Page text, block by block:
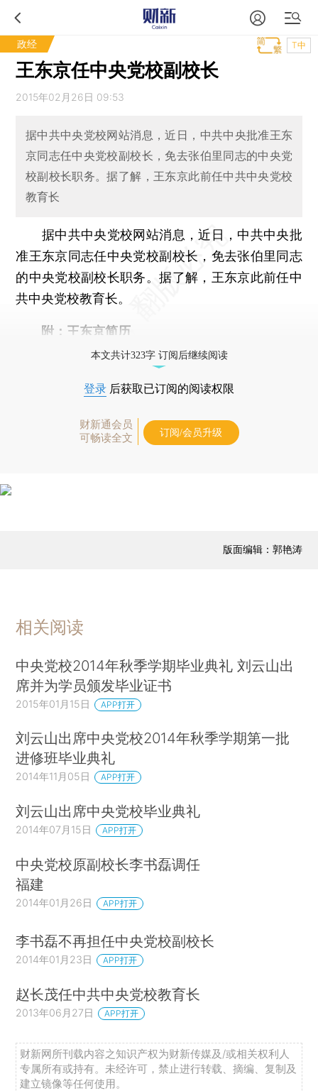
政经 T中
王东京任中央党校副校长
2015年02月26日 09:53
据中共中央党校网站消息，近日，中共中央批准王东
京同志任中央党校副校长，免去张伯里同志的中央党
校副校长职务。据了解，王东京此前任中共中央党校
教育长
据中共中央党校网站消息，近日，中共中央批
准王东京同志任中央党校副校长，免去张伯里同志
的中央党校副校长职务。据了解，王东京此前任中
共中央党校教育长。
附：王东京简历
本文共计323字 订阅后继续阅读
登录 后获取已订阅的阅读权限
财新通会员
可畅读全文
订阅/会员升级
版面编辑：郭艳涛
相关阅读
中央党校2014年秋季学期毕业典礼 刘云山出
席并为学员颁发毕业证书
2015年01月15日 APP打开
刘云山出席中央党校2014年秋季学期第一批
进修班毕业典礼
2014年11月05日 APP打开
刘云山出席中央党校毕业典礼
2014年07月15日 APP打开
中央党校原副校长李书磊调任
福建
2014年01月26日 APP打开
李书磊不再担任中央党校副校长
2014年01月23日 APP打开
赵长茂任中共中央党校教育长
2013年06月27日 APP打开
财新网所刊载内容之知识产权为财新传媒及/或相关权利人
专属所有或持有。未经许可，禁止进行转载、摘编、复制及
建立镜像等任何使用。